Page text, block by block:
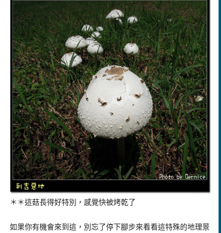
＊＊這菇長得好特別，感覺快被烤乾了
如果你有機會來到這，別忘了停下腳步來看看這特殊的地理景